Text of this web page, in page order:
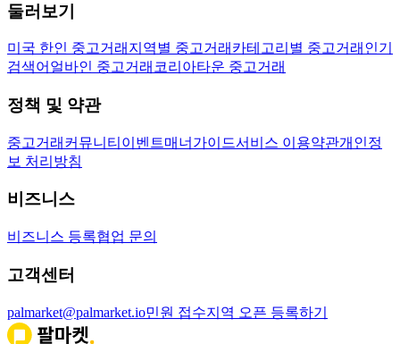
둘러보기
미국 한인 중고거래 지역별 중고거래 카테고리별 중고거래 인기
검색어 얼바인 중고거래 코리아타운 중고거래
정책 및 약관
중고거래 커뮤니티 이벤트매너가이드서비스 이용약관개인정
보 처리방침
비즈니스
비즈니스 등록협업 문의
고객센터
palmarket@palmarket.io민원 접수지역 오픈 등록하기